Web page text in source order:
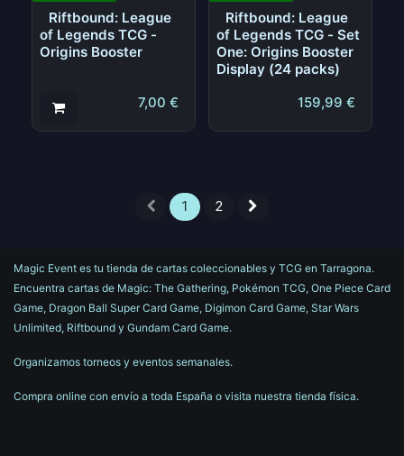
Riftbound: League
of Legends TCG -
Origins Booster
7,00 €
Riftbound: League
of Legends TCG - Set
One: Origins Booster
Display (24 packs)
159,99 €
1 2
Magic Event es tu tienda de cartas coleccionables y TCG en Tarragona.
Encuentra cartas de Magic: The Gathering, Pokémon TCG, One Piece Card
Game, Dragon Ball Super Card Game, Digimon Card Game, Star Wars
Unlimited, Riftbound y Gundam Card Game.
Organizamos torneos y eventos semanales.
Compra online con envío a toda España o visita nuestra tienda física.